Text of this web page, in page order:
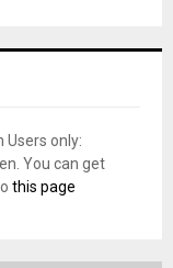
only:
You can get
this page